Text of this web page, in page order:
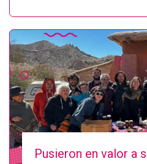
Pusieron en valor a